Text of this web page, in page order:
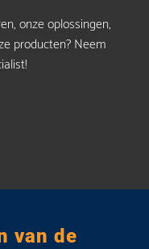
onze oplossingen,
producten? Neem
van de